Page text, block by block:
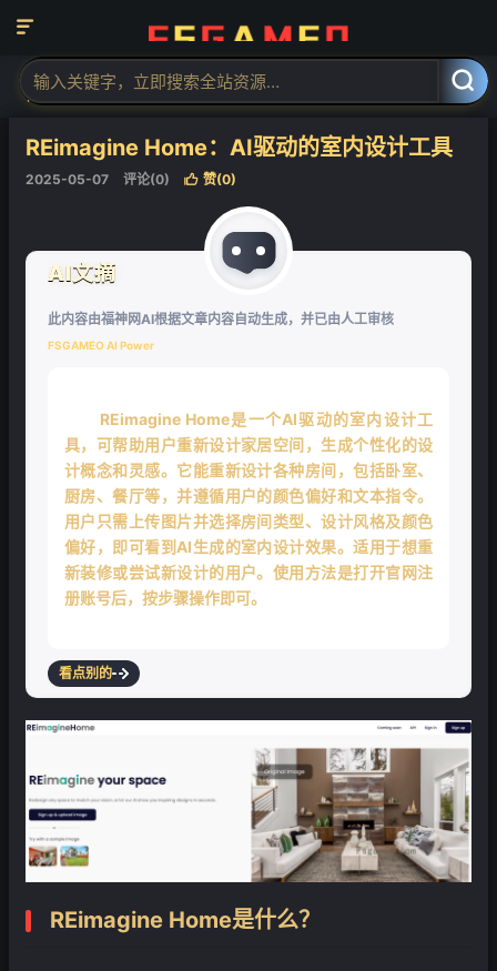


当前位置：福神网-专注分享最实用的软件、工具、资讯
AI设
计工具
REimagine Home：AI驱动的室内设计工具
2025-05-07 评论(0)  赞(0)
AI文摘
此内容由福神网AI根据文章内容自动生成，并已由人工审核
FSGAMEO AI Power
REimagine Home是一个AI驱动的室内设计工
具，可帮助用户重新设计家居空间，生成个性化的设
计概念和灵感。它能重新设计各种房间，包括卧室、
厨房、餐厅等，并遵循用户的颜色偏好和文本指令。
用户只需上传图片并选择房间类型、设计风格及颜色
偏好，即可看到AI生成的室内设计效果。适用于想重
新装修或尝试新设计的用户。使用方法是打开官网注
册账号后，按步骤操作即可。
看点别的
REimagine Home是什么？